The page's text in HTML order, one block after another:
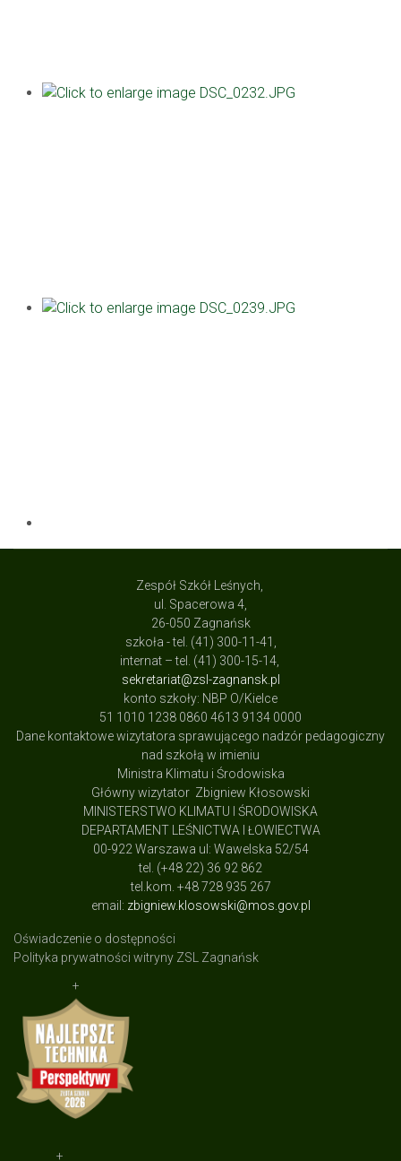
Zespół Szkół Leśnych,
ul. Spacerowa 4,
26-050 Zagnańsk
szkoła - tel. (41) 300-11-41,
internat – tel. (41) 300-15-14,
sekretariat@zsl-zagnansk.pl
konto szkoły: NBP O/Kielce
51 1010 1238 0860 4613 9134 0000
Dane kontaktowe wizytatora sprawującego nadzór pedagogiczny
nad szkołą w imieniu
Ministra Klimatu i Środowiska
Główny wizytator Zbigniew Kłosowski
MINISTERSTWO KLIMATU I ŚRODOWISKA
DEPARTAMENT LEŚNICTWA I ŁOWIECTWA
00-922 Warszawa ul: Wawelska 52/54
tel. (+48 22) 36 92 862
tel.kom. +48 728 935 267
email: zbigniew.klosowski@mos.gov.pl
Oświadczenie o dostępności
Polityka prywatności witryny ZSL Zagnańsk
+
+